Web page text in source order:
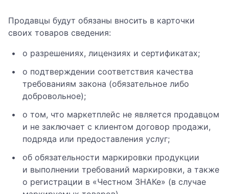
Продавцы будут обязаны вносить в карточки
своих товаров сведения:
о разрешениях, лицензиях и сертификатах;
о подтверждении соответствия качества
требованиям закона (обязательное либо
добровольное);
о том, что маркетплейс не является продавцом
и не заключает с клиентом договор продажи,
подряда или предоставления услуг;
об обязательности маркировки продукции
и выполнении требований маркировки, а также
о регистрации в «Честном ЗНАКе» (в случае